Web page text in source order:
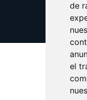
de
el